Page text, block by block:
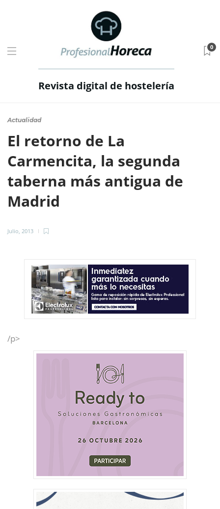
Revista digital de hostelería
0
Actualidad
El retorno de La
Carmencita, la segunda
taberna más antigua de
Madrid
Julio, 2013
/p>